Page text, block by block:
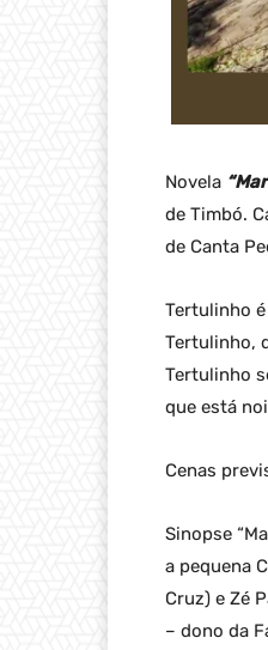
Novela
de Timbó.
de Canta
Tertulinho
Tertulinho,
Tertulinho
que está
Cenas
Sinopse
a pequena
Cruz) e Zé
– dono da